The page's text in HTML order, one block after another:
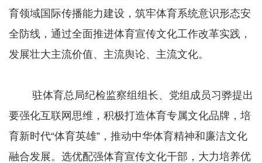
育领域国际传播能力建设，筑牢体育系统意识形态安
全防线，通过全面推进体育宣传文化工作改革实践，
发展壮大主流价值、主流舆论、主流文化。
驻体育总局纪检监察组组长、党组成员习骅提出
要强化互联网思维，积极打造体育专属文化品牌，培
育新时代“体育英雄”，推动中华体育精神和廉洁文化
融合发展。选优配强体育宣传文化干部，大力培养优